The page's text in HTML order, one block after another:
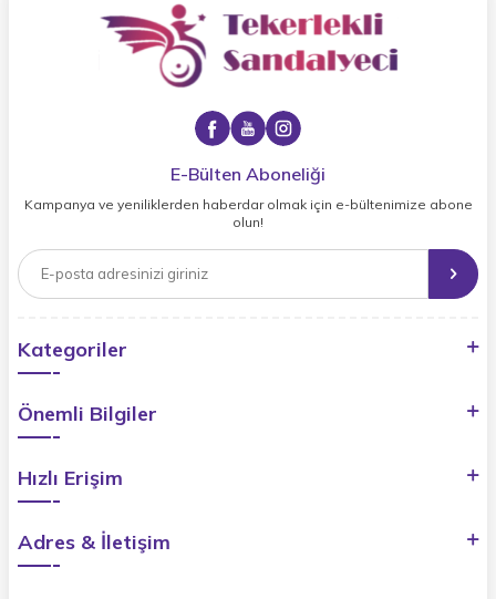
E-Bülten Aboneliği
Kampanya ve yeniliklerden haberdar olmak için e-bültenimize abone
olun!
Kategoriler
Önemli Bilgiler
Hızlı Erişim
Adres & İletişim